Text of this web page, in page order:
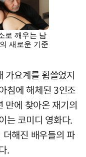
가요계를 휩쓸었지
침에 해체된 3인조
만에 찾아온 재기의
는 코미디 영화다.
해진 배우들의 파
.